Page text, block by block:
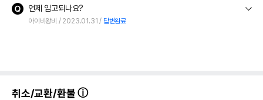
언제 입고되나요?
아이비왕비 2023.01.31 답변완료
취소/교환/환불